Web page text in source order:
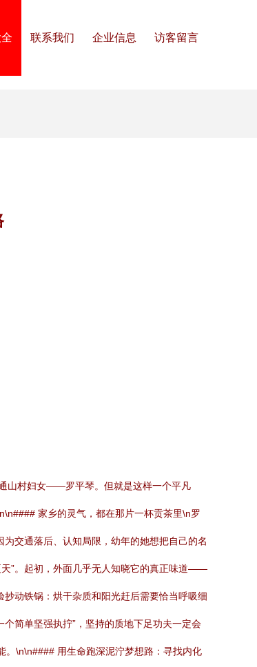
联系我们 企业信息 访客留言
山村妇女——罗平琴。但就是这样一个平凡
家乡的灵气，都在那片一杯贡茶里\n罗
交通落后、认知局限，幼年的她想把自己的名
天”。起初，外面几乎无人知晓它的真正味道——
动铁锅：烘干杂质和阳光赶后需要恰当呼吸细
简单坚强执拧”，坚持的质地下足功夫一定会
。\n\n#### 用生命跑深泥泞梦想路：寻找内化